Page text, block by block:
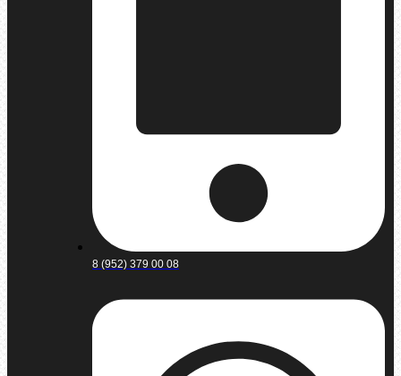
8 (952) 379 00 08